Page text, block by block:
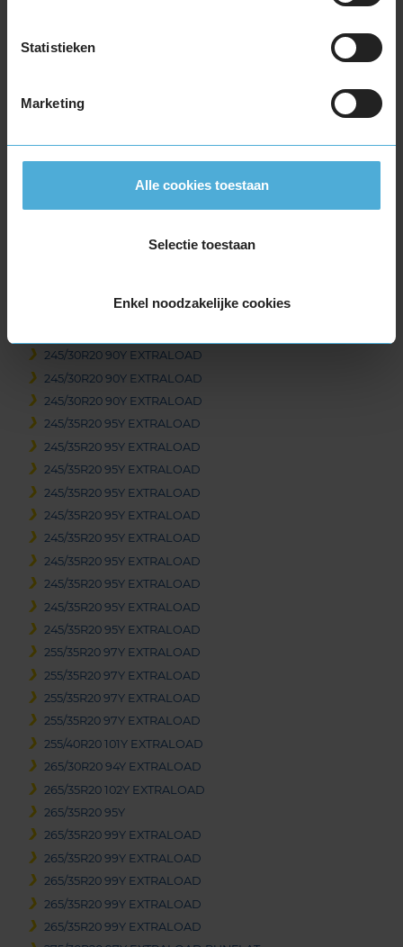
Statistieken
Marketing
Alle cookies toestaan
Selectie toestaan
Enkel noodzakelijke cookies
285/35R19 103Y EXTRALOAD
285/35R19 103Y EXTRALOAD
295/30R19 100Y EXTRALOAD
305/30R19 102Y EXTRALOAD
305/30R19 102Y EXTRALOAD
305/30R19 102Y EXTRALOAD
20-inch banden
245/30R20 90Y EXTRALOAD
245/30R20 90Y EXTRALOAD
245/30R20 90Y EXTRALOAD
245/35R20 95Y EXTRALOAD
245/35R20 95Y EXTRALOAD
245/35R20 95Y EXTRALOAD
245/35R20 95Y EXTRALOAD
245/35R20 95Y EXTRALOAD
245/35R20 95Y EXTRALOAD
245/35R20 95Y EXTRALOAD
245/35R20 95Y EXTRALOAD
245/35R20 95Y EXTRALOAD
245/35R20 95Y EXTRALOAD
255/35R20 97Y EXTRALOAD
255/35R20 97Y EXTRALOAD
255/35R20 97Y EXTRALOAD
255/35R20 97Y EXTRALOAD
255/40R20 101Y EXTRALOAD
265/30R20 94Y EXTRALOAD
265/35R20 102Y EXTRALOAD
265/35R20 95Y
265/35R20 99Y EXTRALOAD
265/35R20 99Y EXTRALOAD
265/35R20 99Y EXTRALOAD
265/35R20 99Y EXTRALOAD
265/35R20 99Y EXTRALOAD